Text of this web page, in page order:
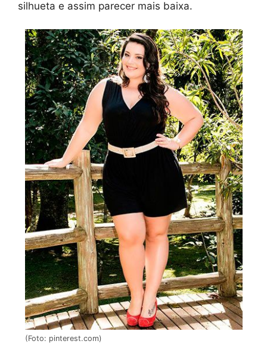
silhueta e assim parecer mais baixa.
(Foto: pinterest.com)